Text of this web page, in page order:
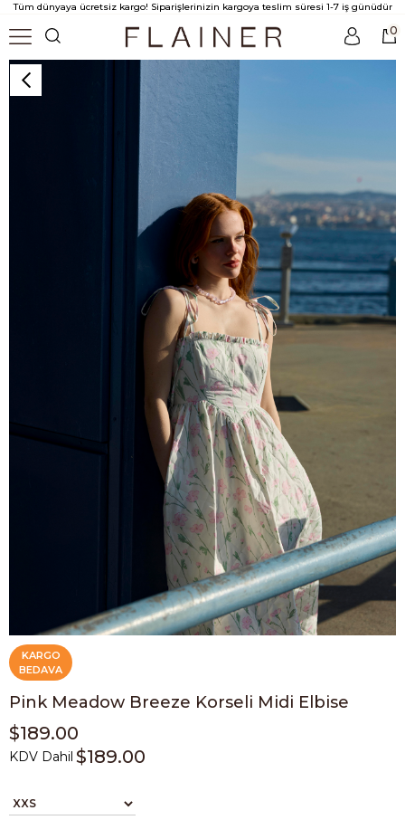
Tüm dünyaya ücretsiz kargo! Siparişlerinizin kargoya teslim süresi 1-7 iş günüdür
0
KARGO
BEDAVA
Pink Meadow Breeze Korseli Midi Elbise
$189.00
KDV Dahil $189.00